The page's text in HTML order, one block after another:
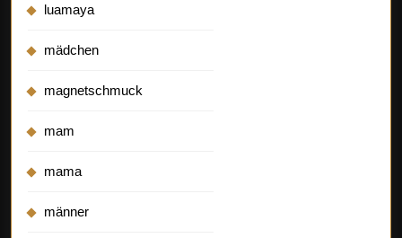
luamaya
mädchen
magnetschmuck
mam
mama
männer